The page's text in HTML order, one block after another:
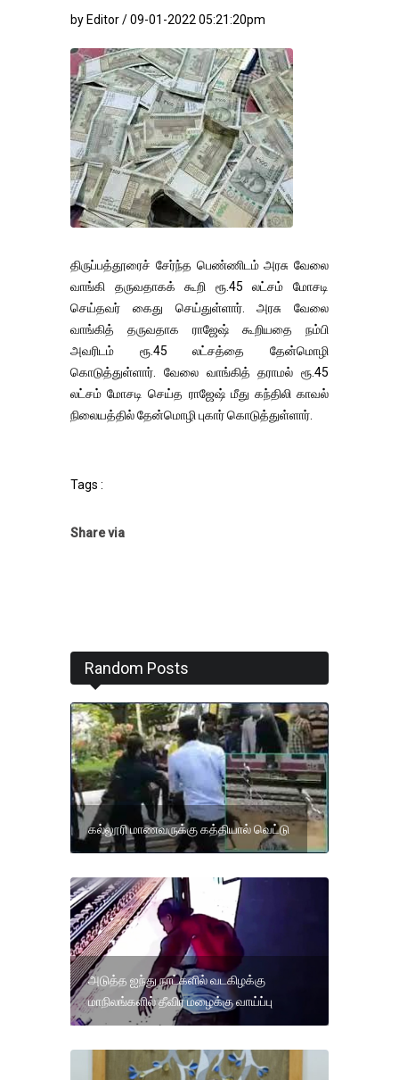
by Editor / 09-01-2022 05:21:20pm
திருப்பத்தூரைச் சேர்ந்த பெண்ணிடம் அரசு வேலை
வாங்கி தருவதாகக் கூறி ரூ.45 லட்சம் மோசடி
செய்தவர் கைது செய்துள்ளார். அரசு வேலை
வாங்கித் தருவதாக ராஜேஷ் கூறியதை நம்பி
அவரிடம் ரூ.45 லட்சத்தை தேன்மொழி
கொடுத்துள்ளார். வேலை வாங்கித் தராமல் ரூ.45
லட்சம் மோசடி செய்த ராஜேஷ் மீது கந்திலி காவல்
நிலையத்தில் தேன்மொழி புகார் கொடுத்துள்ளார்.
Tags :
Share via
Random Posts
கல்லூரி மாணவருக்கு கத்தியால் வெட்டு
அடுத்த ஐந்து நாட்களில் வடகிழக்கு
மாநிலங்களில் தீவிர மழைக்கு வாய்ப்பு